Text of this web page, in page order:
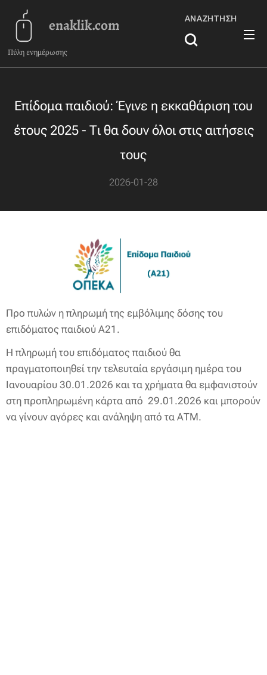
enaklik.com
Πύλη ενημέρωσης
ΑΝΑΖΉΤΗΣΗ
Επίδομα παιδιού: Έγινε η εκκαθάριση του
έτους 2025 - Τι θα δουν όλοι στις αιτήσεις
τους
2026-01-28
Προ πυλών η πληρωμή της εμβόλιμης δόσης του
επιδόματος παιδιού Α21.
Η πληρωμή του επιδόματος παιδιού θα
πραγματοποιηθεί την τελευταία εργάσιμη ημέρα του
Ιανουαρίου 30.01.2026 και τα χρήματα θα εμφανιστούν
στη προπληρωμένη κάρτα από 29.01.2026 και μπορούν
να γίνουν αγόρες και ανάληψη από τα ΑΤΜ.